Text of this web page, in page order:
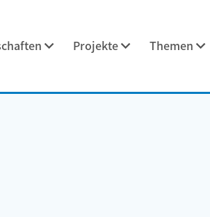
Projekte Themen